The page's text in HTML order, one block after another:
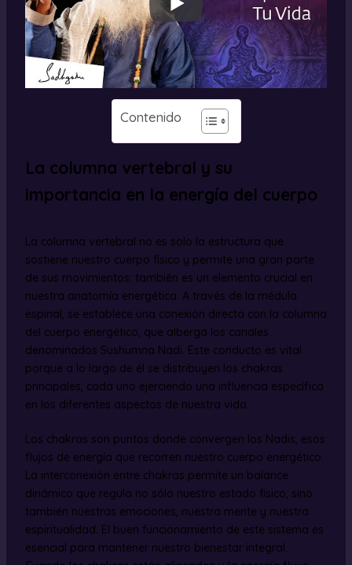
Contenido
La columna vertebral y su
importancia en la energía del cuerpo
La columna vertebral no es solo la estructura que
sostiene nuestro cuerpo físico y permite una gran parte
de sus movimientos; también es un elemento crucial en
nuestra anatomía energética. A través de la médula
espinal, se establece una conexión directa con la columna
del cuerpo energético, que alberga los canales
denominados Sushumna Nadi. Este conducto es vital
porque a lo largo de él se distribuyen los chakras
principales, cada uno ejerciendo una influencia específica
en los diferentes aspectos de nuestra vida.
Los chakras son puntos donde convergen los Nadis, esos
flujos de energía que recorren nuestro cuerpo energético.
La interconexión entre chakras permite un balance
dinámico que regula no sólo nuestro estado físico, sino
también nuestras emociones, nuestra mente y nuestra
espiritualidad. El buen funcionamiento de este sistema es
esencial para mantener nuestro bienestar integral.